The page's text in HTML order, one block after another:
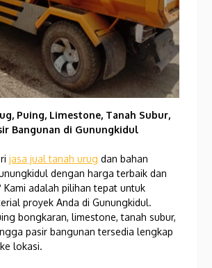
Puing, Limestone, Tanah Subur,
Bangunan di Gunungkidul
jasa jual tanah urug dan bahan
dengan harga terbaik dan
Kami adalah pilihan tepat untuk
proyek Anda di Gunungkidul.
bongkaran, limestone, tanah subur,
pasir bangunan tersedia lengkap
lokasi.